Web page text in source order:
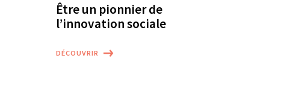
Être un pionnier de
l’innovation sociale
DÉCOUVRIR